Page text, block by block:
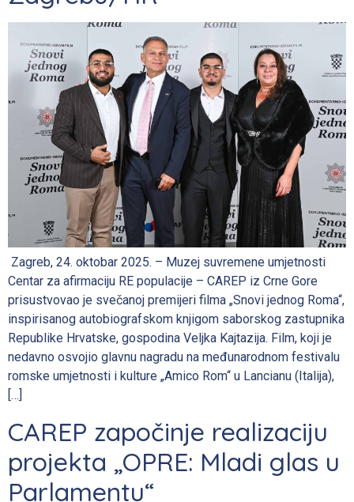
Zagreb, 24. oktobar 2025. – Muzej suvremene umjetnosti
Centar za afirmaciju RE populacije – CAREP iz Crne Gore
prisustvovao je svečanoj premijeri filma „Snovi jednog Roma“,
inspirisanog autobiografskom knjigom saborskog zastupnika
Republike Hrvatske, gospodina Veljka Kajtazija. Film, koji je
nedavno osvojio glavnu nagradu na međunarodnom festivalu
romske umjetnosti i kulture „Amico Rom“ u Lancianu (Italija),
[…]
CAREP započinje realizaciju
projekta „OPRE: Mladi glas u
Parlamentu“